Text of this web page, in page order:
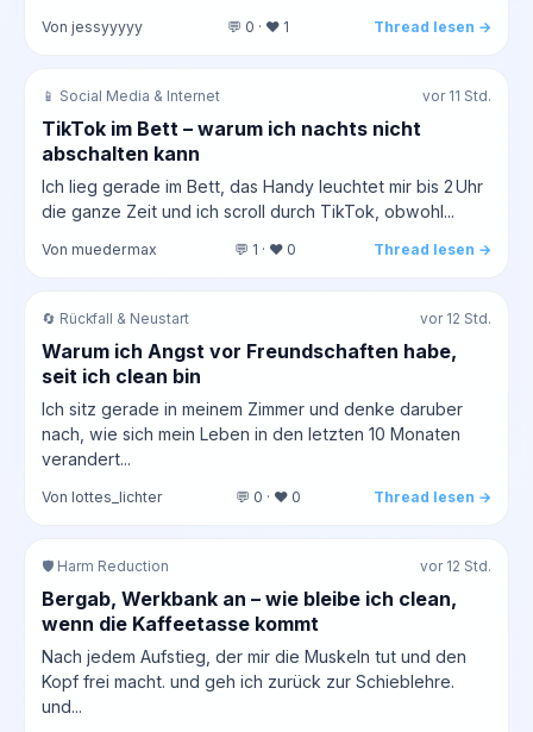
Von jessyyyyy 💬 0 · ❤️ 1 Thread lesen →
📱 Social Media & Internet vor 11 Std.
TikTok im Bett – warum ich nachts nicht
abschalten kann
Ich lieg gerade im Bett, das Handy leuchtet mir bis 2 Uhr
die ganze Zeit und ich scroll durch TikTok, obwohl...
Von muedermax 💬 1 · ❤️ 0 Thread lesen →
🔄 Rückfall & Neustart vor 12 Std.
Warum ich Angst vor Freundschaften habe,
seit ich clean bin
Ich sitz gerade in meinem Zimmer und denke daruber
nach, wie sich mein Leben in den letzten 10 Monaten
verandert...
Von lottes_lichter 💬 0 · ❤️ 0 Thread lesen →
🛡️ Harm Reduction vor 12 Std.
Bergab, Werkbank an – wie bleibe ich clean,
wenn die Kaffeetasse kommt
Nach jedem Aufstieg, der mir die Muskeln tut und den
Kopf frei macht. und geh ich zurück zur Schieblehre.
und...